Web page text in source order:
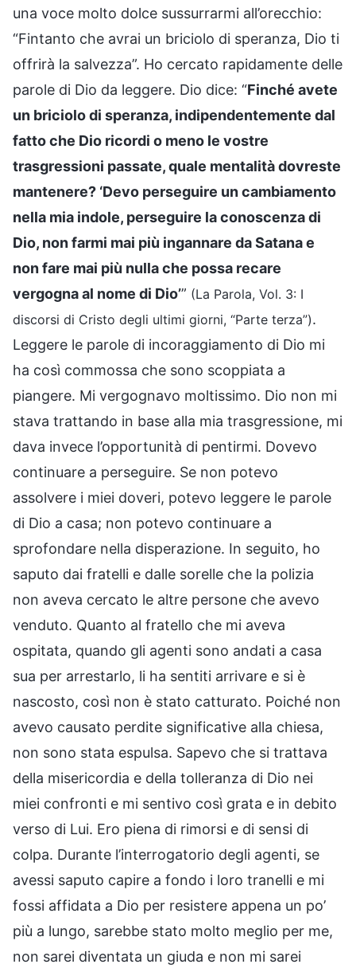
una voce molto dolce sussurrarmi all’orecchio:
“Fintanto che avrai un briciolo di speranza, Dio ti
offrirà la salvezza”. Ho cercato rapidamente delle
parole di Dio da leggere. Dio dice: “Finché avete
un briciolo di speranza, indipendentemente dal
fatto che Dio ricordi o meno le vostre
trasgressioni passate, quale mentalità dovreste
mantenere? ‘Devo perseguire un cambiamento
nella mia indole, perseguire la conoscenza di
Dio, non farmi mai più ingannare da Satana e
non fare mai più nulla che possa recare
vergogna al nome di Dio’” (La Parola, Vol. 3: I
discorsi di Cristo degli ultimi giorni, “Parte terza”).
Leggere le parole di incoraggiamento di Dio mi
ha così commossa che sono scoppiata a
piangere. Mi vergognavo moltissimo. Dio non mi
stava trattando in base alla mia trasgressione, mi
dava invece l’opportunità di pentirmi. Dovevo
continuare a perseguire. Se non potevo
assolvere i miei doveri, potevo leggere le parole
di Dio a casa; non potevo continuare a
sprofondare nella disperazione. In seguito, ho
saputo dai fratelli e dalle sorelle che la polizia
non aveva cercato le altre persone che avevo
venduto. Quanto al fratello che mi aveva
ospitata, quando gli agenti sono andati a casa
sua per arrestarlo, li ha sentiti arrivare e si è
nascosto, così non è stato catturato. Poiché non
avevo causato perdite significative alla chiesa,
non sono stata espulsa. Sapevo che si trattava
della misericordia e della tolleranza di Dio nei
miei confronti e mi sentivo così grata e in debito
verso di Lui. Ero piena di rimorsi e di sensi di
colpa. Durante l’interrogatorio degli agenti, se
avessi saputo capire a fondo i loro tranelli e mi
fossi affidata a Dio per resistere appena un po’
più a lungo, sarebbe stato molto meglio per me,
non sarei diventata un giuda e non mi sarei